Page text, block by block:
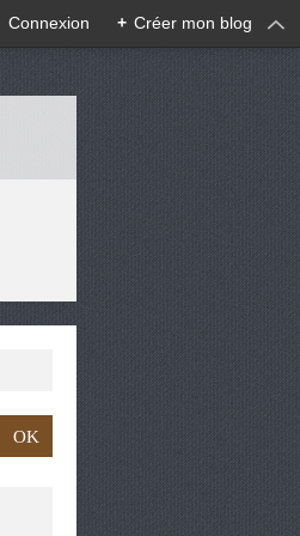
Connexion + Créer mon blog
horizontal-